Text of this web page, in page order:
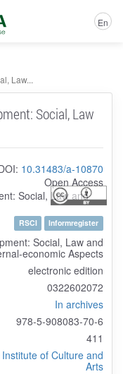
En
Law...
Social, Law
10.31483/a-10870
Open Access
RSCI Informregister
Social, Law and
economic Aspects
electronic edition
0322602072
In archives
978-5-908083-70-6
411
of Culture and
Arts